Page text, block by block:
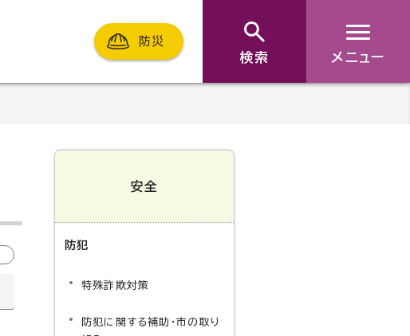
防災
検索 メニュー
安全
防犯
特殊詐欺対策
防犯に関する補助・市の取り